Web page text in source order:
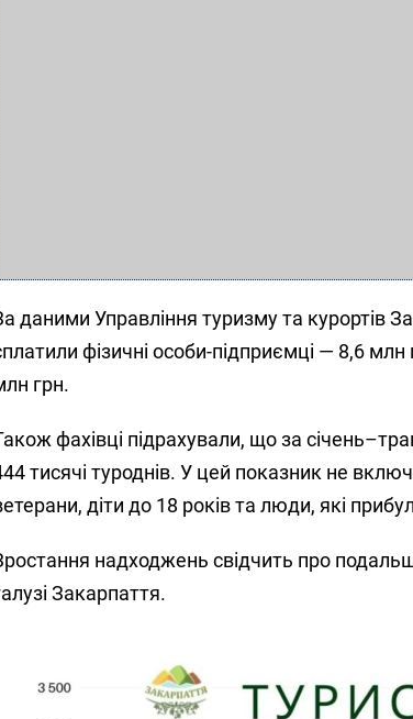
даними Управління туризму та курортів
фізичні особи-підприємці — 8,6
грн.
фахівці підрахували, що за
тисячі туроднів. У цей показник не
діти до 18 років та люди, які
надходжень свідчить про
Закарпаття.